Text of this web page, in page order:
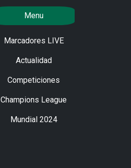
Menu
Marcadores LIVE
Actualidad
Competiciones
Champions League
Mundial 2024